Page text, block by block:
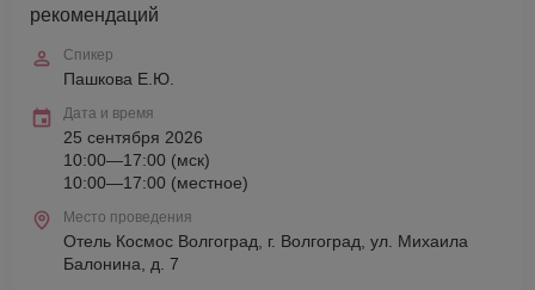
рекомендаций
Спикер
Пашкова Е.Ю.
Дата и время
25 сентября 2026
10:00—17:00 (мск)
10:00—17:00 (местное)
Место проведения
Отель Космос Волгоград, г. Волгоград, ул. Михаила
Балонина, д. 7